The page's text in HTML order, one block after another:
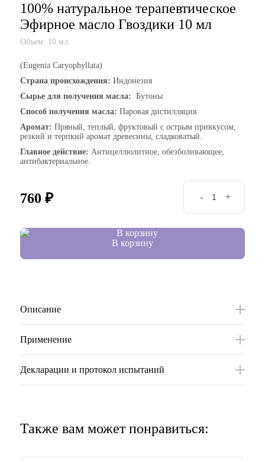
100% натуральное терапевтическое
Эфирное масло Гвоздики 10 мл
Объем: 10 мл.
(Eugenia Caryophyllata)
Страна происхождения: Индонезия
Сырье для получения масла: Бутоны
Способ получения масла: Паровая дистилляция
Аромат: Пряный, теплый, фруктовый с острым привкусом,
резкий и терпкий аромат древесины, сладковатый.
Главное действие: Антицеллюлитное, обезболивающее,
антибактериальное.
760 ₽ - +
В корзину
Описание
Применение
Декларации и протокол испытаний
Также вам может понравиться: